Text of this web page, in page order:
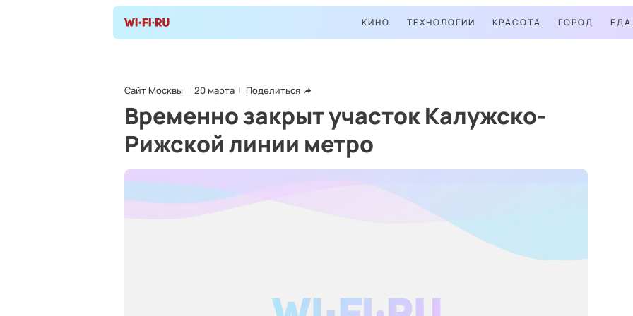
КИНО ТЕХНОЛОГИИ КРАСОТА ГОРОД ЕДА
Сайт Москвы 20 марта Поделиться
Временно закрыт участок Калужско-
Рижской линии метро